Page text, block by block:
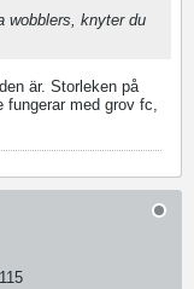
wobblers, knyter du
är. Storleken på
fungerar med grov fc,